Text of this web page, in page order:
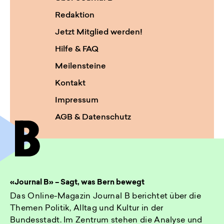
Redaktion
Jetzt Mitglied werden!
Hilfe & FAQ
Meilensteine
Kontakt
Impressum
AGB & Datenschutz
«Journal B» – Sagt, was Bern bewegt
Das Online-Magazin Journal B berichtet über die
Themen Politik, Alltag und Kultur in der
Bundesstadt. Im Zentrum stehen die Analyse und